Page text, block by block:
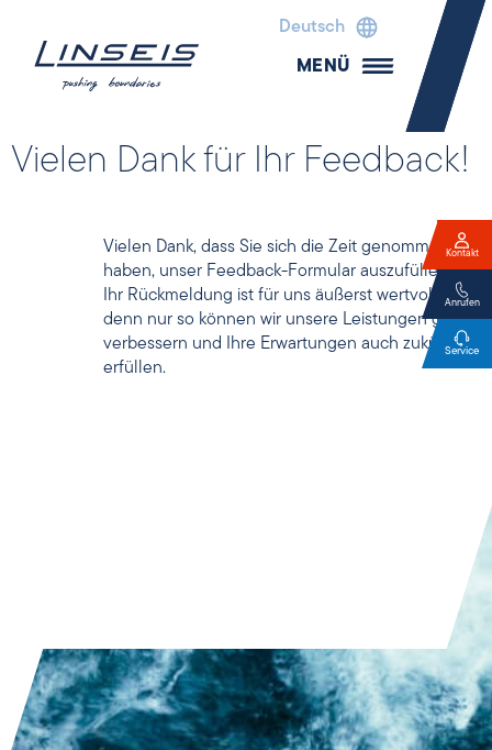
Deutsch
MENÜ
Vielen Dank für Ihr Feedback!
Vielen Dank, dass Sie sich die Zeit genommen
haben, unser Feedback-Formular auszufüllen.
Ihr Rückmeldung ist für uns äußerst wertvoll –
denn nur so können wir unsere Leistungen gezielt
verbessern und Ihre Erwartungen auch zukünftig
erfüllen.
Kontakt
Anrufen
Service